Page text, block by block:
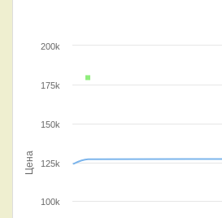
Цена
100k
125k
150k
175k
200k